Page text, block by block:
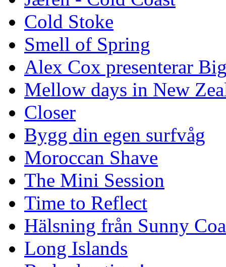
Cold Stoke
Smell of Spring
Alex Cox presenterar
Mellow days in New
Closer
Bygg din egen surfvåg
Moroccan Shave
The Mini Session
Time to Reflect
Hälsning från Sunny
Long Islands